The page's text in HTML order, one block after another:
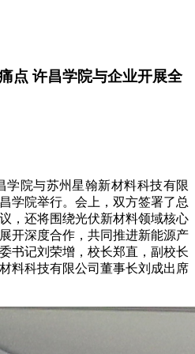
点 许昌学院与企业开展全
院与苏州星翰新材料科技有限
学院举行。会上，双方签署了总
，还将围绕光伏新材料领域核心
开深度合作，共同推进新能源产
书记刘荣增，校长郑直，副校长
料科技有限公司董事长刘成出席